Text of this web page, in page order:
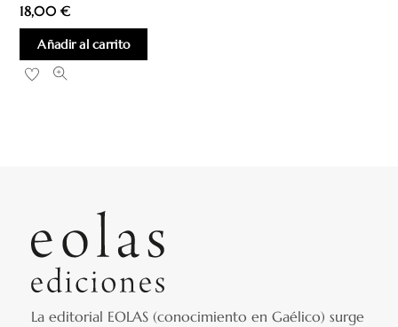
18,00€
Añadir al carrito
La editorial EOLAS (conocimiento en Gaélico) surge